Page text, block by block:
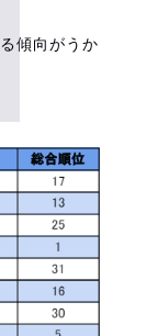
傾向がうか